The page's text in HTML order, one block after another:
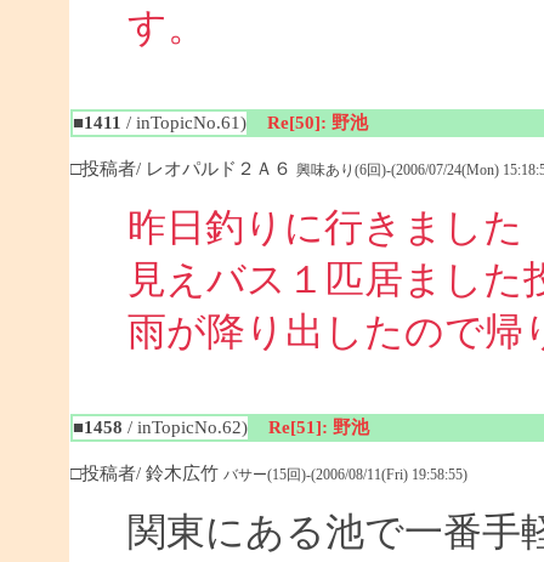
■1411 / inTopicNo.61) Re[50]: 野池
□投稿者/ レオパルド２Ａ６ 興味あり(6回)-(2006/07/24(Mon)
昨日釣りに行きました
見えバス１匹居まし
雨が降り出したので帰
■1458 / inTopicNo.62) Re[51]: 野池
□投稿者/ 鈴木広竹 バサー(15回)-(2006/08/11(Fri) 19:58:55)
関東にある池で一番手